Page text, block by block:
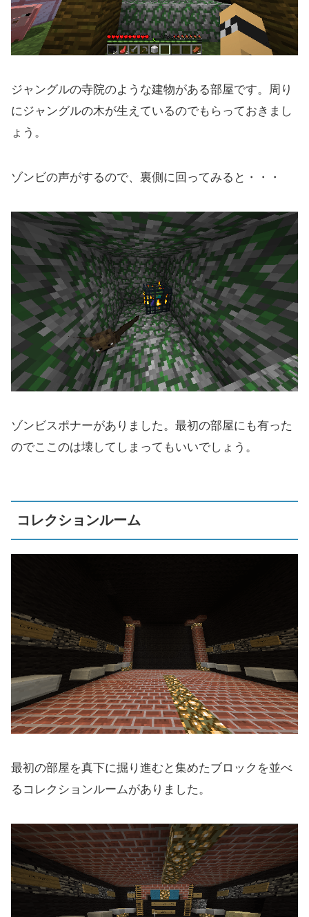
ジャングルの寺院のような建物がある部屋です。周り
にジャングルの木が生えているのでもらっておきまし
ょう。
ゾンビの声がするので、裏側に回ってみると・・・
ゾンビスポナーがありました。最初の部屋にも有った
のでここのは壊してしまってもいいでしょう。
コレクションルーム
最初の部屋を真下に掘り進むと集めたブロックを並べ
るコレクションルームがありました。